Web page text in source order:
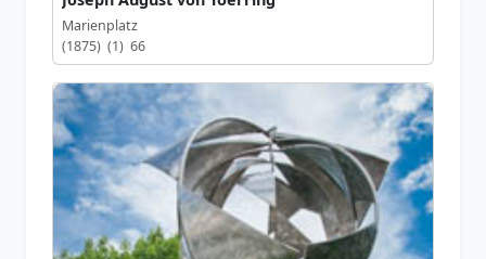
Marienplatz
(1875) (1) 66